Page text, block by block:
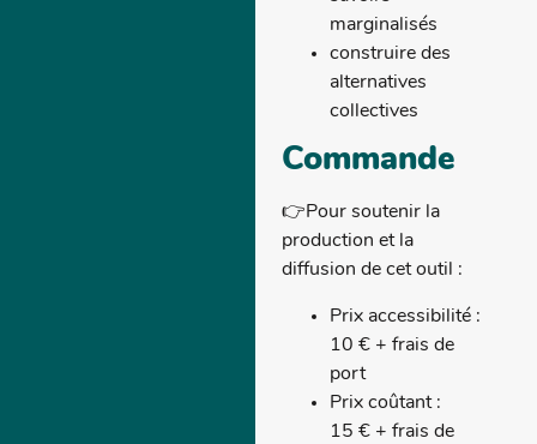
marginalisés
construire des
alternatives
collectives
Commande
👉Pour soutenir la
production et la
diffusion de cet outil :
Prix accessibilité :
10 € + frais de
port
Prix coûtant :
15 € + frais de